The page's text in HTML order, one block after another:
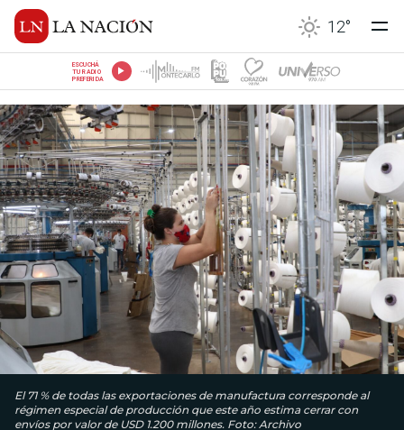
12°
ESCUCHÁ
TU RADIO
PREFERIDA
El 71 % de todas las exportaciones de manufactura corresponde al
régimen especial de producción que este año estima cerrar con
envíos por valor de USD 1.200 millones. Foto: Archivo